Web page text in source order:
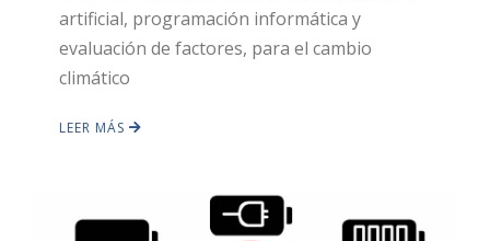
artificial, programación informática y
evaluación de factores, para el cambio
climático
LEER MÁS